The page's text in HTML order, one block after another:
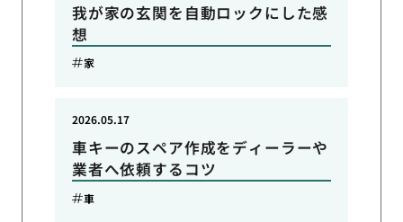
我が家の玄関を自動ロックにした感
想
家
車キーのスペア作成をディーラーや
業者へ依頼するコツ
2026.05.17
車